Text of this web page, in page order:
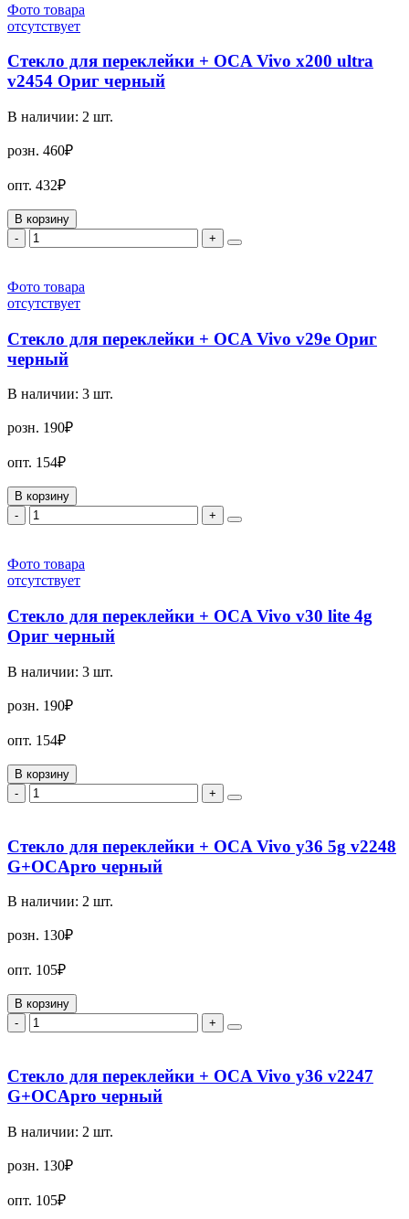
Фото товара
отсутствует
Стекло для переклейки + OCA Vivo x200 ultra
v2454 Ориг черный
В наличии: 2 шт.
розн. 460₽
опт. 432₽
В корзину
-
+
Фото товара
отсутствует
Стекло для переклейки + OCA Vivo v29e Ориг
черный
В наличии: 3 шт.
розн. 190₽
опт. 154₽
В корзину
-
+
Фото товара
отсутствует
Стекло для переклейки + OCA Vivo v30 lite 4g
Ориг черный
В наличии: 3 шт.
розн. 190₽
опт. 154₽
В корзину
-
+
Стекло для переклейки + OCA Vivo y36 5g v2248
G+OCApro черный
В наличии: 2 шт.
розн. 130₽
опт. 105₽
В корзину
-
+
Стекло для переклейки + OCA Vivo y36 v2247
G+OCApro черный
В наличии: 2 шт.
розн. 130₽
опт. 105₽